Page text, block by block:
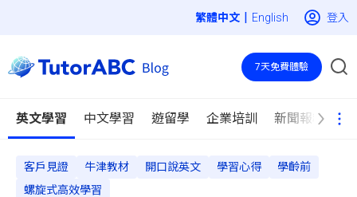
| English 登入
英文學習 中文學習 遊留學 企業培訓 新聞報導
7天免費體驗
客戶見證 牛津教材 開口說英文 學習心得
學齡前
螺旋式高效學習